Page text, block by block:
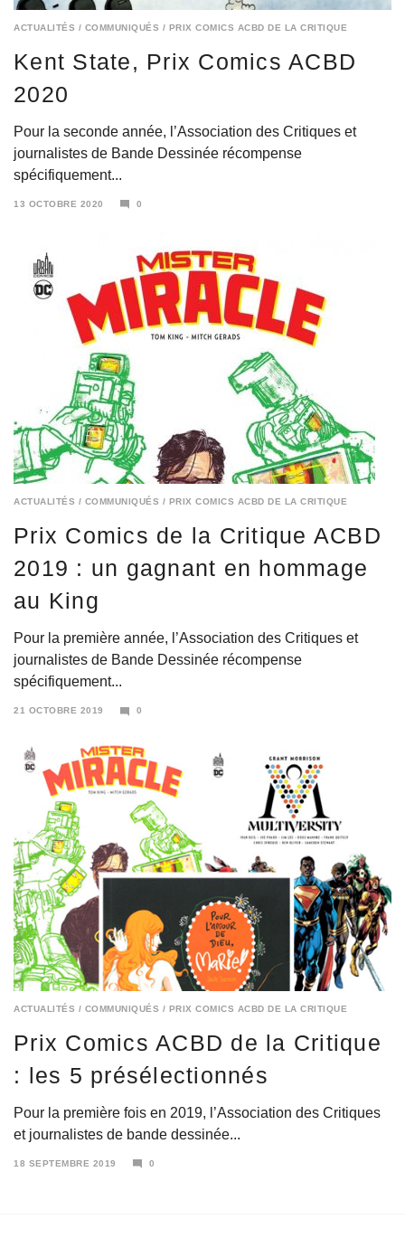
ACTUALITÉS / COMMUNIQUÉS / PRIX COMICS ACBD DE LA CRITIQUE
Kent State, Prix Comics ACBD
2020
Pour la seconde année, l’Association des Critiques et
journalistes de Bande Dessinée récompense
spécifiquement...
13 OCTOBRE 2020
0
ACTUALITÉS / COMMUNIQUÉS / PRIX COMICS ACBD DE LA CRITIQUE
Prix Comics de la Critique ACBD
2019 : un gagnant en hommage
au King
Pour la première année, l’Association des Critiques et
journalistes de Bande Dessinée récompense
spécifiquement...
21 OCTOBRE 2019
2019
0
ACTUALITÉS / COMMUNIQUÉS / PRIX COMICS ACBD DE LA CRITIQUE
Prix Comics ACBD de la Critique
: les 5 présélectionnés
Pour la première fois en 2019, l’Association des Critiques
et journalistes de bande dessinée...
18 SEPTEMBRE 2019
0